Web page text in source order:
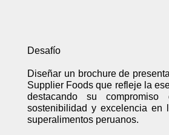
Desafío
Diseñar un brochure de
Supplier Foods que refleje la
destacando su
sostenibilidad y excelencia en
superalimentos peruanos.